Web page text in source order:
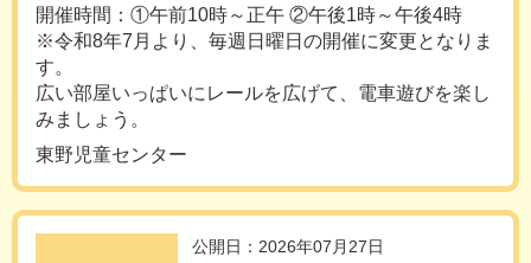
開催時間：①午前10時～正午 ②午後1時～午後4時
※令和8年7月より、毎週日曜日の開催に変更となりま
す。
広い部屋いっぱいにレールを広げて、電車遊びを楽し
みましょう。
東野児童センター
公開日：2026年07月27日